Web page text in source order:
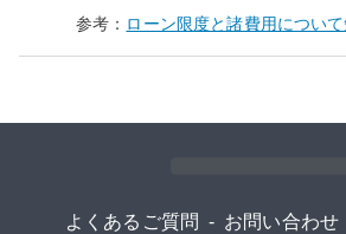
参考： ローン限度と諸費用につい
よくあるご質問 - お問い合わせ